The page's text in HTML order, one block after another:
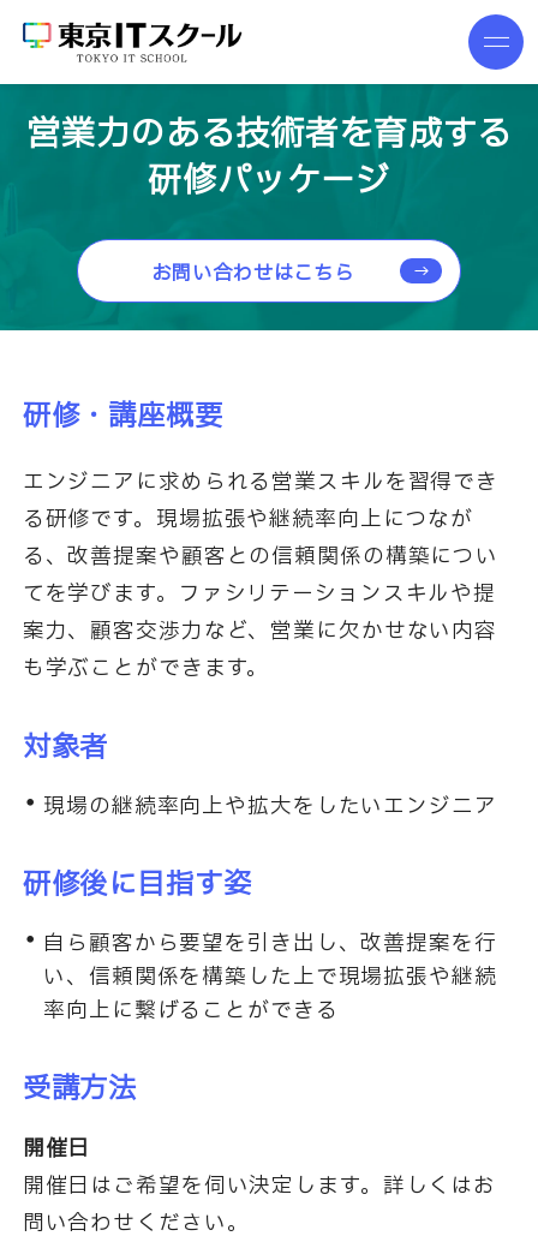
営業力のある技術者を育成する
研修パッケージ
お問い合わせはこちら
研修・講座概要
エンジニアに求められる営業スキルを習得でき
る研修です。現場拡張や継続率向上につなが
る、改善提案や顧客との信頼関係の構築につい
てを学びます。ファシリテーションスキルや提
案力、顧客交渉力など、営業に欠かせない内容
も学ぶことができます。
対象者
現場の継続率向上や拡大をしたいエンジニア
研修後に目指す姿
自ら顧客から要望を引き出し、改善提案を行
い、信頼関係を構築した上で現場拡張や継続
率向上に繋げることができる
受講方法
開催日
開催日はご希望を伺い決定します。詳しくはお
問い合わせください。